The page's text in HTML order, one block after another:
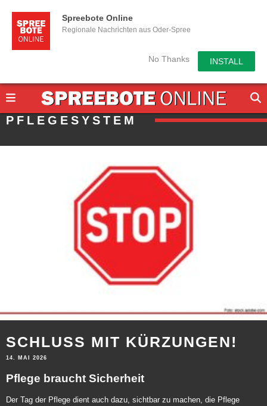
Spreebote Online
Regionale Nachrichten aus Oder-Spree
No Thanks INSTALL
PFLEGESYSTEM
SCHLUSS MIT KÜRZUNGEN!
14. MAI 2026
Pflege braucht Sicherheit
Der Tag der Pflege dient auch dazu, sichtbar zu machen, die Pflege